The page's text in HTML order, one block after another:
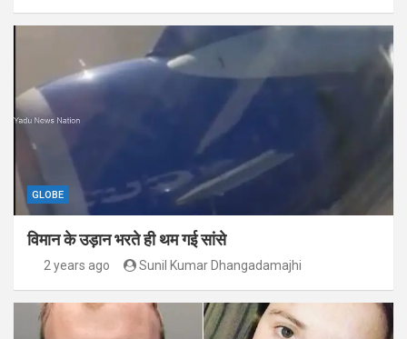
GLOBE
विमान के उड़ान भरते ही थम गई सांसे
2 years ago Sunil Kumar Dhangadamajhi